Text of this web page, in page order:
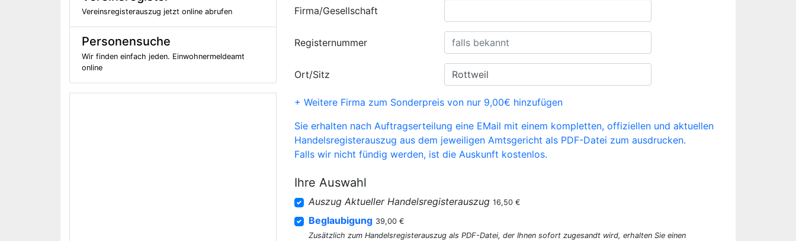
Vereinsregisterauszug jetzt online abrufen
Personensuche
Wir finden einfach jeden. Einwohnermeldeamt
online
Firma/Gesellschaft
Registernummer
Ort/Sitz
+ Weitere Firma zum Sonderpreis von nur 9,00€ hinzufügen
Sie erhalten nach Auftragserteilung eine EMail mit einem kompletten, offiziellen und aktuellen
Handelsregisterauszug aus dem jeweiligen Amtsgericht als PDF-Datei zum ausdrucken.
Falls wir nicht fündig werden, ist die Auskunft kostenlos.
Ihre Auswahl
Auszug Aktueller Handelsregisterauszug 16,50 €
Beglaubigung 39,00 €
Zusätzlich zum Handelsregisterauszug als PDF-Datei, der Ihnen sofort zugesandt wird, erhalten Sie einen